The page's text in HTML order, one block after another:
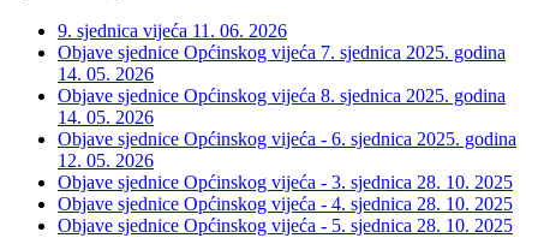
9. sjednica vijeća 11. 06. 2026
Objave sjednice Općinskog vijeća 7. sjednica 2025. godina
14. 05. 2026
Objave sjednice Općinskog vijeća 8. sjednica 2025. godina
14. 05. 2026
Objave sjednice Općinskog vijeća - 6. sjednica 2025. godina
12. 05. 2026
Objave sjednice Općinskog vijeća - 3. sjednica 28. 10. 2025
Objave sjednice Općinskog vijeća - 4. sjednica 28. 10. 2025
Objave sjednice Općinskog vijeća - 5. sjednica 28. 10. 2025